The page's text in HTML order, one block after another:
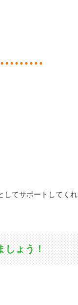
してサポートしてくれ
しょう！